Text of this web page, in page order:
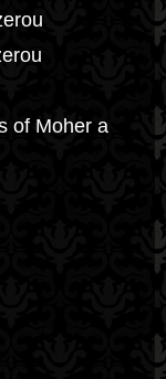
of Moher a